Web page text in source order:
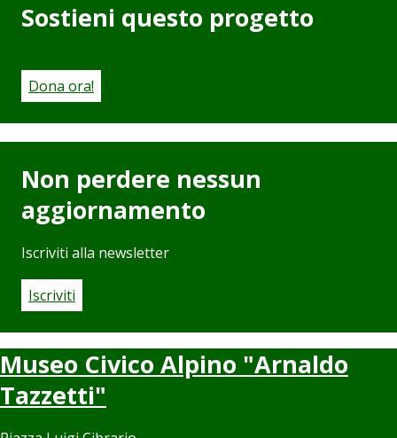
Sostieni questo progetto
Dona ora!
Non perdere nessun
aggiornamento
Iscriviti alla newsletter
Iscriviti
Museo Civico Alpino "Arnaldo
Tazzetti"